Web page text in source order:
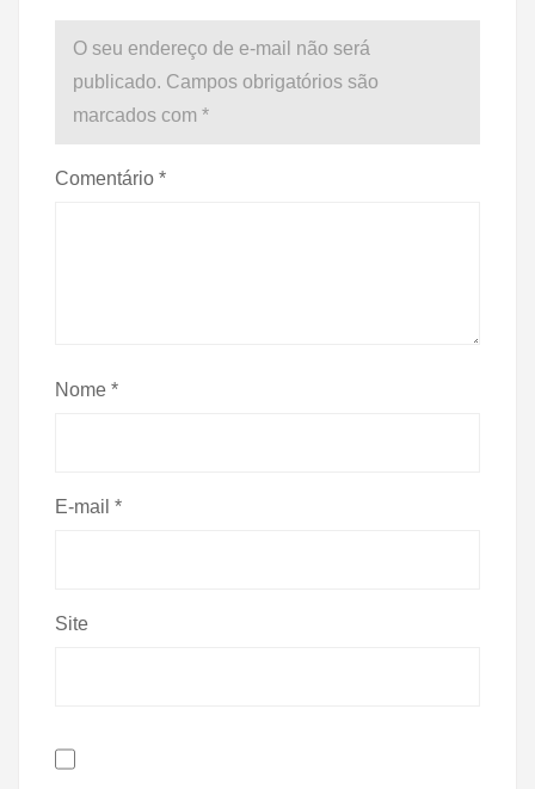
O seu endereço de e-mail não será
publicado. Campos obrigatórios são
marcados com *
Comentário *
Nome *
E-mail *
Site